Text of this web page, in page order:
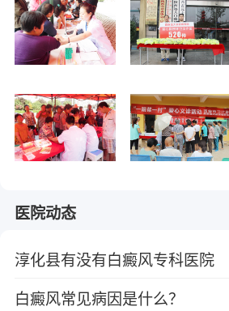
医院动态
淳化县有没有白癜风专科医院
白癜风常见病因是什么？